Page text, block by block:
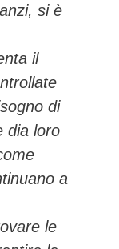
si è
il
di
dia loro
a
le